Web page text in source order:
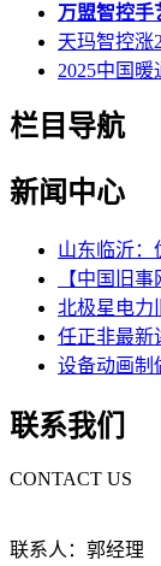
万盟智控手
天玛智控涨
2025中国
栏目导航
新闻中心
山东临沂：
【中国旧
北极星电力
任正非最新
设备动画制
联系我们
CONTACT US
联系人：郭经理